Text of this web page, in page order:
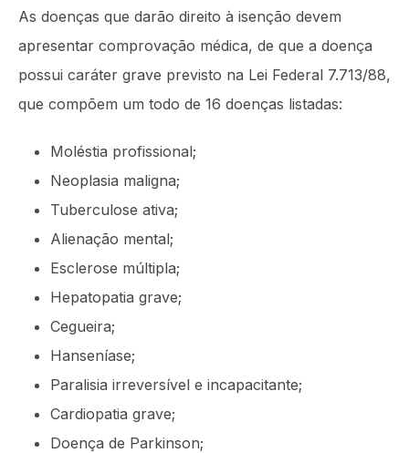
As doenças que darão direito à isenção devem
apresentar comprovação médica, de que a doença
possui caráter grave previsto na Lei Federal 7.713/88,
que compõem um todo de 16 doenças listadas:
Moléstia profissional;
Neoplasia maligna;
Tuberculose ativa;
Alienação mental;
Esclerose múltipla;
Hepatopatia grave;
Cegueira;
Hanseníase;
Paralisia irreversível e incapacitante;
Cardiopatia grave;
Doença de Parkinson;